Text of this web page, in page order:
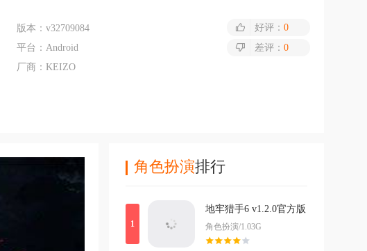
版本： v32709084
平台： Android
厂商： KEIZO
好评： 0
差评： 0
角色扮演排行
地牢猎手6 v1.2.0官方版
角色扮演/1.03G